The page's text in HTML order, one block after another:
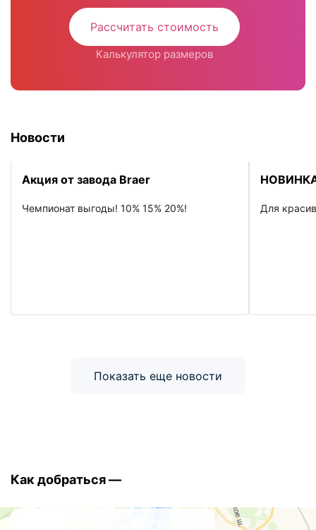
Рассчитать стоимость
Калькулятор размеров
Новости
Акция от завода Braer
Чемпионат выгоды! 10% 15% 20%! Для
Показать еще новости
Как добраться —